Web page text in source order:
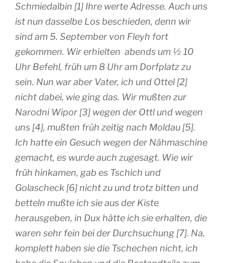
Schmiedalbin [1] Ihre werte Adresse. Auch uns
ist nun dasselbe Los beschieden, denn wir
sind am 5. September von Fleyh fort
gekommen. Wir erhielten abends um ½ 10
Uhr Befehl, früh um 8 Uhr am Dorfplatz zu
sein. Nun war aber Vater, ich und Ottel [2]
nicht dabei, wie ging das. Wir mußten zur
Narodni Wipor [3] wegen der Ottl und wegen
uns [4], mußten früh zeitig nach Moldau [5].
Ich hatte ein Gesuch wegen der Nähmaschine
gemacht, es wurde auch zugesagt. Wie wir
früh hinkamen, gab es Tschich und
Golascheck [6] nicht zu und trotz bitten und
betteln mußte ich sie aus der Kiste
herausgeben, in Dux hätte ich sie erhalten, die
waren sehr fein bei der Durchsuchung [7]. Na,
komplett haben sie die Tschechen nicht, ich